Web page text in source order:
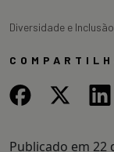
Diversidade e Inclusão
Publicado em 22